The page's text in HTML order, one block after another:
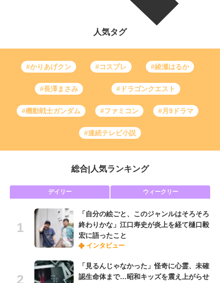
人気タグ
#かりあげクン #コスプレ #綾瀬はるか
#長澤まさみ #ドラゴンクエスト
#機動戦士ガンダム #ファミコン #月9ドラマ
#連続テレビ小説
総合 人気ランキング
デイリー ウィークリー
「自分の絵ごと、このジャンルはそろそろ
終わりかな」江口寿史が炎上を経て樋口毅
宏に語ったこと
インタビュー
「見るんじゃなかった」怪奇に心霊、未確
認生命体まで…昭和キッズを震え上がらせ